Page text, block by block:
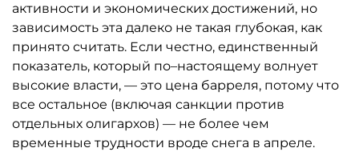
активности и экономических достижений, но
зависимость эта далеко не такая глубокая, как
принято считать. Если честно, единственный
показатель, который по–настоящему волнует
высокие власти, — это цена барреля, потому что
все остальное (включая санкции против
отдельных олигархов) — не более чем
временные трудности вроде снега в апреле.